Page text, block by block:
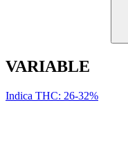
VARIABLE
Indica THC: 26-32%